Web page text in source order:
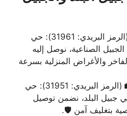
(الرمز البريدي: 31961): حي
الصناعية، نوصل إليه
والأغراض المنزلية بسرعة
(الرمز البريدي: 31951): حي
جبيل البلد، نضمن توصيل
بتغليف آمن 🛡️.